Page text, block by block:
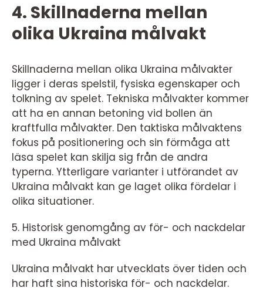
4. Skillnaderna mellan
olika Ukraina målvakt
Skillnaderna mellan olika Ukraina målvakter
ligger i deras spelstil, fysiska egenskaper och
tolkning av spelet. Tekniska målvakter kommer
att ha en annan betoning vid bollen än
kraftfulla målvakter. Den taktiska målvaktens
fokus på positionering och sin förmåga att
läsa spelet kan skilja sig från de andra
typerna. Ytterligare varianter i utförandet av
Ukraina målvakt kan ge laget olika fördelar i
olika situationer.
5. Historisk genomgång av för- och nackdelar
med Ukraina målvakt
Ukraina målvakt har utvecklats över tiden och
har haft sina historiska för- och nackdelar.